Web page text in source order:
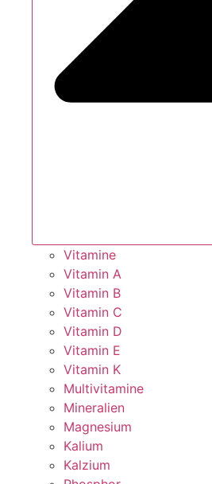
Vitamine
Vitamin A
Vitamin B
Vitamin C
Vitamin D
Vitamin E
Vitamin K
Multivitamine
Mineralien
Magnesium
Kalium
Kalzium